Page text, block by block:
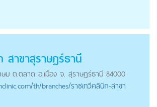
สาขาสุราษฎร์ธานี
ษม ต.ตลาด อ.เมือง จ. สุราษฎร์ธานี 84000
/th/branches/ราชเทวีคลินิก-สาขา